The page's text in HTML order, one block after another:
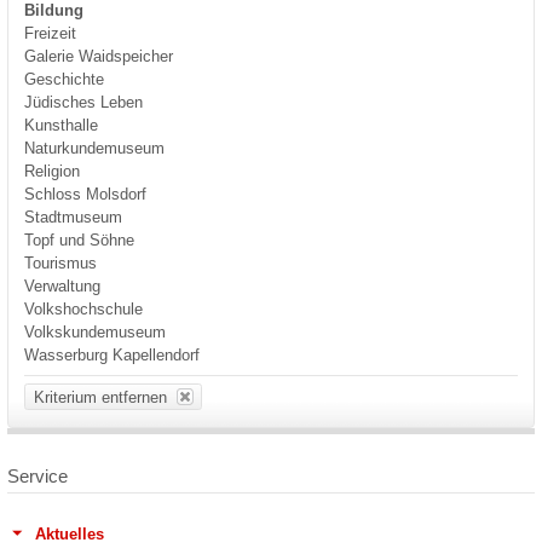
Bildung
Freizeit
Galerie Waidspeicher
Geschichte
Jüdisches Leben
Kunsthalle
Naturkundemuseum
Religion
Schloss Molsdorf
Stadtmuseum
Topf und Söhne
Tourismus
Verwaltung
Volkshochschule
Volkskundemuseum
Wasserburg Kapellendorf
Kriterium entfernen
Service
Aktuelles